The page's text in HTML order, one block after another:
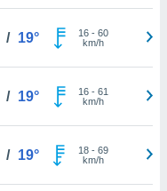
/ 19° 16- 60
km/h
/ 19° 16- 61
km/h
/ 19° 18- 69
km/h